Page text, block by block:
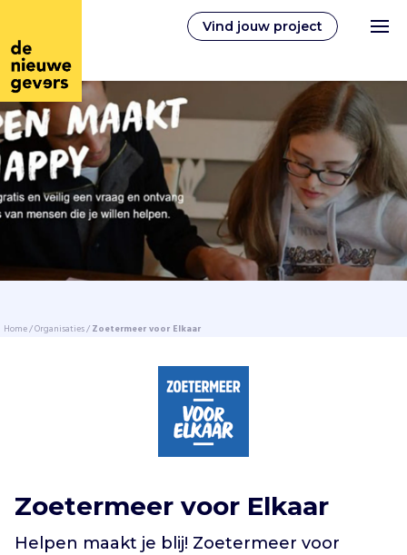
Vind jouw project
Nederlands
Vrijwilligerswerk
Vrijwilligers vinden
Vind jouw project
Home/Organisaties/Zoetermeer voor Elkaar
Zoetermeer voor Elkaar
Helpen maakt je blij! Zoetermeer voor